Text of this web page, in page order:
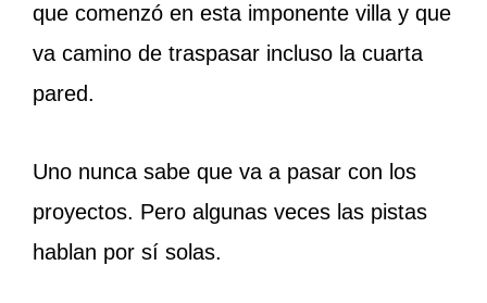
que comenzó en esta imponente villa y que
va camino de traspasar incluso la cuarta
pared.
Uno nunca sabe que va a pasar con los
proyectos. Pero algunas veces las pistas
hablan por sí solas.